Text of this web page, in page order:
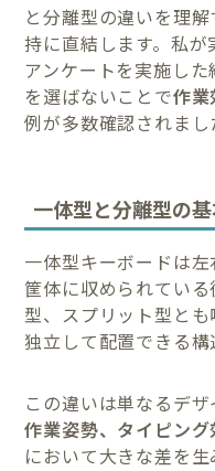
と分離型の違いを理
持に直結します。私
アンケートを実施し
を選ばないことで作
例が多数確認されまし
一体型と分離型の
一体型キーボードは
筐体に収められてい
型、スプリット型と
独立して配置できる構
この違いは単なるデザ
作業姿勢、タイピン
において大きな差を生